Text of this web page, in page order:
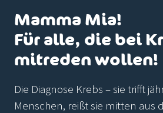
Mamma Mia!
Für alle, die bei
mitreden wollen!
Die Diagnose Krebs – sie trifft
Menschen, reißt sie mitten aus